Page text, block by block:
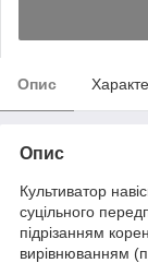
Опис
Опис
Культиватор
суцільного
підрізанням
вирівнюванням